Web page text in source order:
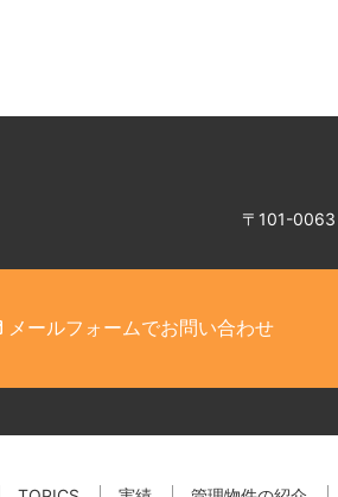
〒101-0063
メールフォームでお問い合わせ